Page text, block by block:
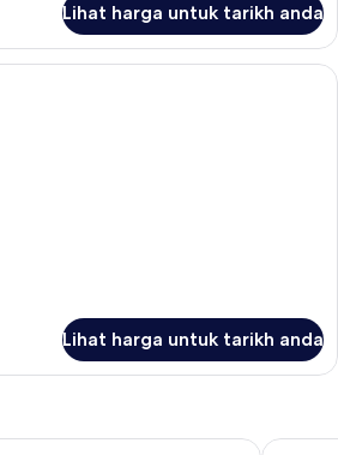
Lihat harga untuk tarikh anda
Lihat harga untuk tarikh anda
Palette